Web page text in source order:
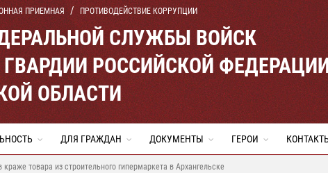
ПРИЕМНАЯ ПРОТИВОДЕЙСТВИЕ КОРРУПЦИИ
СЛУЖБЫ ВОЙСК
РОССИЙСКОЙ
ОБЛАСТИ
ДЛЯ ГРАЖДАН ДОКУМЕНТЫ ГЕРОИ
товара из строительного гипермаркета в Архангельске